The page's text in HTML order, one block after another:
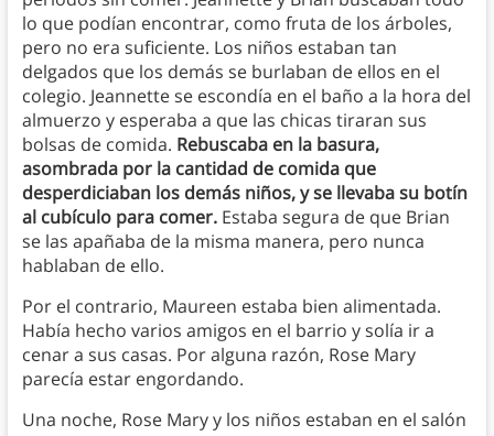
lo que podían encontrar, como fruta de los árboles,
pero no era suficiente. Los niños estaban tan
delgados que los demás se burlaban de ellos en el
colegio. Jeannette se escondía en el baño a la hora del
almuerzo y esperaba a que las chicas tiraran sus
bolsas de comida. Rebuscaba en la basura,
asombrada por la cantidad de comida que
desperdiciaban los demás niños, y se llevaba su botín
al cubículo para comer.Estaba segura de que Brian
se las apañaba de la misma manera, pero nunca
hablaban de ello.
Por el contrario, Maureen estaba bien alimentada.
Había hecho varios amigos en el barrio y solía ir a
cenar a sus casas. Por alguna razón, Rose Mary
parecía estar engordando.
Una noche, Rose Mary y los niños estaban en el salón